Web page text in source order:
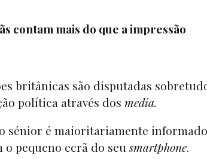
contam mais do que a impressão
britânicas são disputadas
política através dos media.
sénior é maioritariamente
o pequeno ecrã do seusmartphone.